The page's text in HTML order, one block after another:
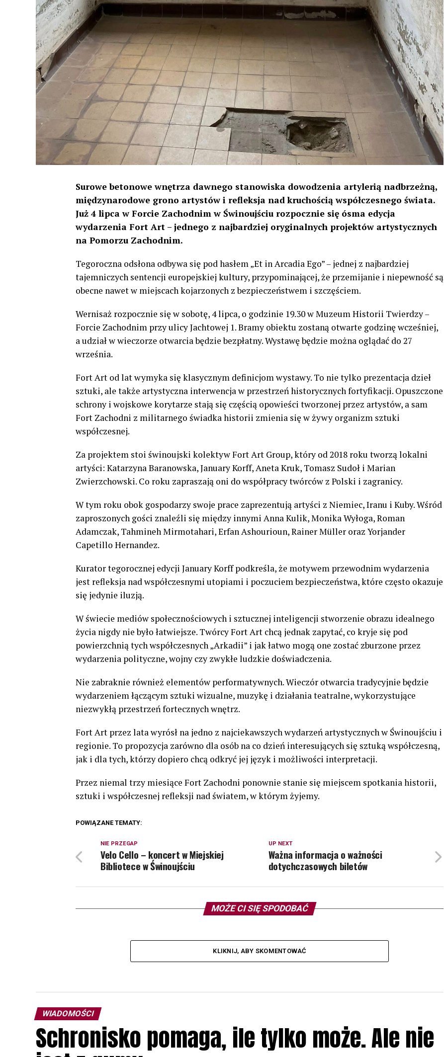
Surowe betonowe wnętrza dawnego stanowiska dowodzenia artylerią nadbrzeżną,
międzynarodowe grono artystów i refleksja nad kruchością współczesnego świata.
Już 4 lipca w Forcie Zachodnim w Świnoujściu rozpocznie się ósma edycja
wydarzenia Fort Art – jednego z najbardziej oryginalnych projektów artystycznych
na Pomorzu Zachodnim.
Tegoroczna odsłona odbywa się pod hasłem „Et in Arcadia Ego” – jednej z najbardziej
tajemniczych sentencji europejskiej kultury, przypominającej, że przemijanie i niepewność są
obecne nawet w miejscach kojarzonych z bezpieczeństwem i szczęściem.
Wernisaż rozpocznie się w sobotę, 4 lipca, o godzinie 19.30 w Muzeum Historii Twierdzy –
Forcie Zachodnim przy ulicy Jachtowej 1. Bramy obiektu zostaną otwarte godzinę wcześniej,
a udział w wieczorze otwarcia będzie bezpłatny. Wystawę będzie można oglądać do 27
września.
Fort Art od lat wymyka się klasycznym definicjom wystawy. To nie tylko prezentacja dzieł
sztuki, ale także artystyczna interwencja w przestrzeń historycznych fortyfikacji. Opuszczone
schrony i wojskowe korytarze stają się częścią opowieści tworzonej przez artystów, a sam
Fort Zachodni z militarnego świadka historii zmienia się w żywy organizm sztuki
współczesnej.
Za projektem stoi świnoujski kolektyw Fort Art Group, który od 2018 roku tworzą lokalni
artyści: Katarzyna Baranowska, January Korff, Aneta Kruk, Tomasz Sudoł i Marian
Zwierzchowski. Co roku zapraszają oni do współpracy twórców z Polski i zagranicy.
W tym roku obok gospodarzy swoje prace zaprezentują artyści z Niemiec, Iranu i Kuby. Wśród
zaproszonych gości znaleźli się między innymi Anna Kulik, Monika Wyłoga, Roman
Adamczak, Tahmineh Mirmotahari, Erfan Ashourioun, Rainer Müller oraz Yorjander
Capetillo Hernandez.
Kurator tegorocznej edycji January Korff podkreśla, że motywem przewodnim wydarzenia
jest refleksja nad współczesnymi utopiami i poczuciem bezpieczeństwa, które często okazuje
się jedynie iluzją.
W świecie mediów społecznościowych i sztucznej inteligencji stworzenie obrazu idealnego
życia nigdy nie było łatwiejsze. Twórcy Fort Art chcą jednak zapytać, co kryje się pod
powierzchnią tych współczesnych „Arkadii” i jak łatwo mogą one zostać zburzone przez
wydarzenia polityczne, wojny czy zwykłe ludzkie doświadczenia.
Nie zabraknie również elementów performatywnych. Wieczór otwarcia tradycyjnie będzie
wydarzeniem łączącym sztuki wizualne, muzykę i działania teatralne, wykorzystujące
niezwykłą przestrzeń fortecznych wnętrz.
Fort Art przez lata wyrósł na jedno z najciekawszych wydarzeń artystycznych w Świnoujściu i
regionie. To propozycja zarówno dla osób na co dzień interesujących się sztuką współczesną,
jak i dla tych, którzy dopiero chcą odkryć jej język i możliwości interpretacji.
Przez niemal trzy miesiące Fort Zachodni ponownie stanie się miejscem spotkania historii,
sztuki i współczesnej refleksji nad światem, w którym żyjemy.
POWIĄZANE TEMATY:
UP NEXT
Ważna informacja o ważności
dotychczasowych biletów
NIE PRZEGAP
Velo Cello – koncert w Miejskiej
Bibliotece w Świnoujściu
MOŻE CI SIĘ SPODOBAĆ
KLIKNIJ, ABY SKOMENTOWAĆ
WIADOMOŚCI
Schronisko pomaga, ile tylko może. Ale nie